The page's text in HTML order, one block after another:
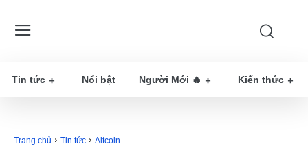
Tin tức Nổi bật Người Mới 🔥 Kiến thức
Trang chủ Tin tức Altcoin